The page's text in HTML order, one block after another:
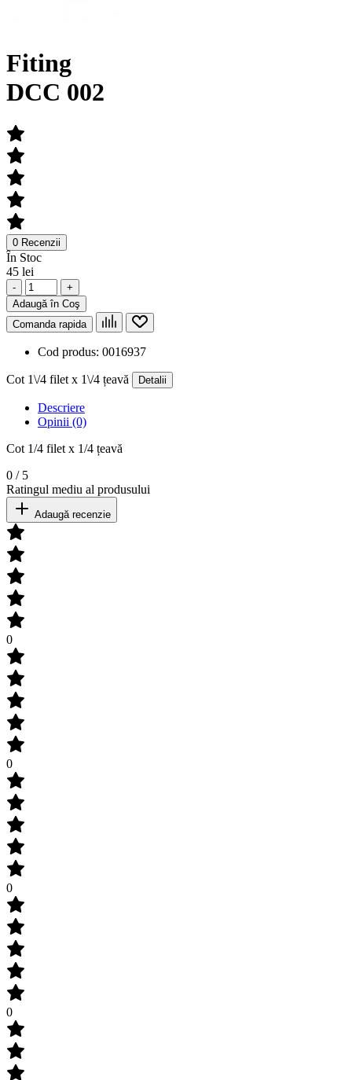
Fiting
DCC 002
0 Recenzii
În Stoc
45 lei
-
+
Adaugă în Coş
Comanda rapida
Cod produs: 0016937
Cot 1\/4 filet x 1\/4 țeavă Detalii
Descriere
Opinii (0)
Cot 1/4 filet x 1/4 țeavă
0 / 5
Ratingul mediu al produsului
Adaugă recenzie
0
0
0
0